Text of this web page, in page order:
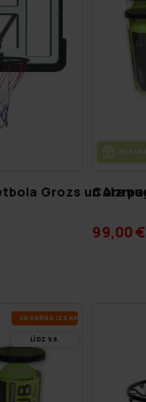
Grozs unCore
99,00 €
VA­SA­RAS IZ­SKA­ŅA
LĪDZ 9.8.